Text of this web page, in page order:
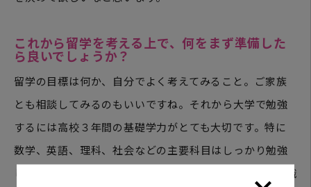
これから留学を考える上で、何をまず準備した
ら良いでしょうか？
留学の目標は何か、自分でよく考えてみること。ご家族
とも相談してみるのもいいですね。それから大学で勉強
するには高校３年間の基礎学力がとても大切です。特に
数学、英語、理科、社会などの主要科目はしっかり勉強
しておくとよいでしょう。言語が英語になっても背景知識